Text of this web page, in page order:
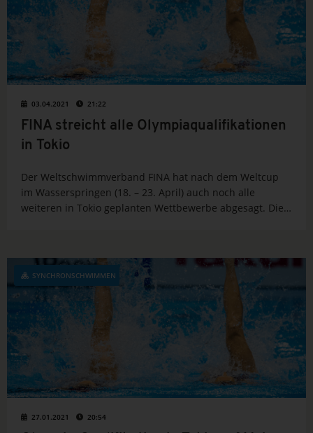
03.04.2021 21:22
FINA streicht alle Olympiaqualifikationen
in Tokio
Der Weltschwimmverband FINA hat nach dem Weltcup
im Wasserspringen (18. – 23. April) auch noch alle
weiteren in Tokio geplanten Wettbewerbe abgesagt. Die
SYNCHRONSCHWIMMEN
27.01.2021 20:54